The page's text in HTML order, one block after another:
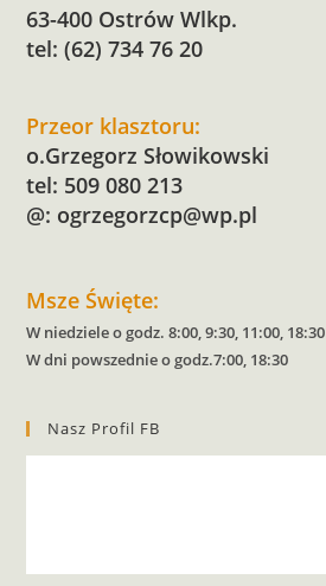
63-400 Ostrów Wlkp.
tel: (62) 734 76 20
Przeor klasztoru:
o.Grzegorz Słowikowski
tel: 509 080 213
@: ogrzegorzcp@wp.pl
Msze Święte:
W niedziele o godz. 8:00, 9:30, 11:00, 18:30
W dni powszednie o godz.7:00, 18:30
Nasz Profil FB